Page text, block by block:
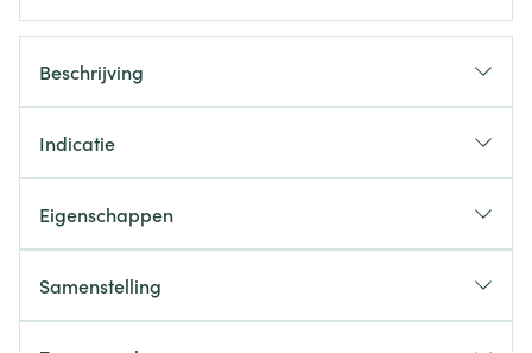
Beschrijving
Indicatie
Eigenschappen
Samenstelling